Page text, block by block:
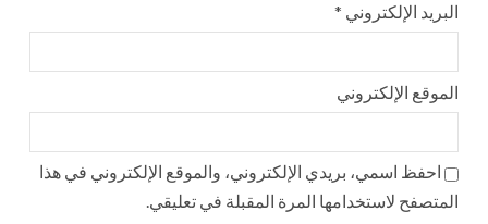
البريد الإلكتروني *
الموقع الإلكتروني
احفظ اسمي، بريدي الإلكتروني، والموقع الإلكتروني في هذا
المتصفح لاستخدامها المرة المقبلة في تعليقي.